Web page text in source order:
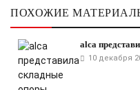
ПОХОЖИЕ
alca
10 декабря